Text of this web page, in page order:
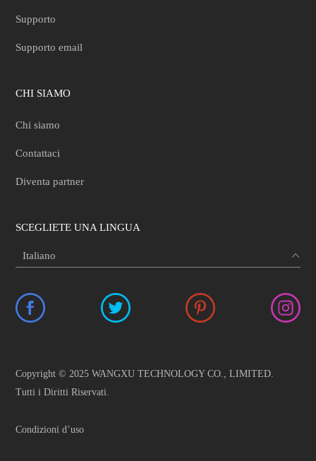
Supporto
Supporto email
CHI SIAMO
Chi siamo
Contattaci
Diventa partner
SCEGLIETE UNA LINGUA
Copyright © 2025 WANGXU TECHNOLOGY CO., LIMITED.
Tutti i Diritti Riservati.
Condizioni d’uso